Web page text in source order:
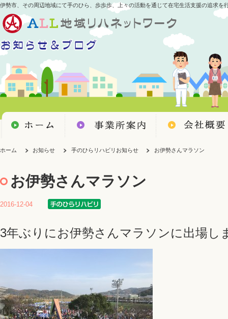
伊勢市、その周辺地域にて手のひら、歩歩歩、上々の活動を通じて在宅生活支援の追求を
ホーム お知らせ 手のひらリハビリお知らせ お伊勢さんマラソン
お伊勢さんマラソン
2016-12-04
3年ぶりにお伊勢さんマラソンに出場し